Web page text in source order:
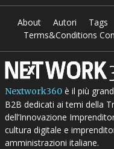
About Autori Tags
Terms&Conditions
Nextwork360è il più
B2B dedicati ai temi della
dell’Innovazione
cultura digitale e
amministrazioni italiane.